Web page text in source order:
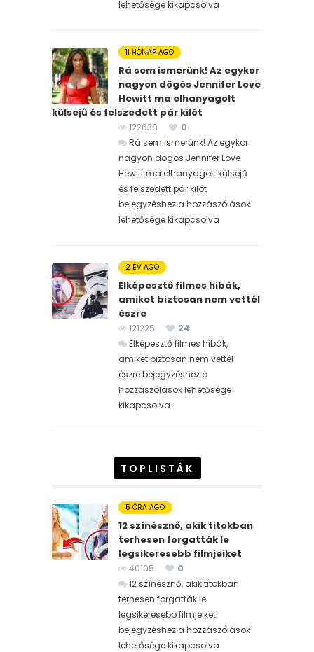
lehetősége kikapcsolva
11 HÓNAP AGO
Rá sem ismerünk! Az egykor
nagyon dögös Jennifer Love
Hewitt ma elhanyagolt
külsejű és felszedett pár kilót
122638
0
Rá sem ismerünk! Az egykor
nagyon dögös Jennifer Love
Hewitt ma elhanyagolt külsejű
és felszedett pár kilót
bejegyzéshez a hozzászólások
lehetősége kikapcsolva
2 ÉV AGO
Elképesztő filmes hibák,
amiket biztosan nem vettél
észre
121225
24
Elképesztő filmes hibák,
amiket biztosan nem vettél
észre bejegyzéshez a
hozzászólások lehetősége
kikapcsolva
TOPLISTÁK
5 ÓRA AGO
12 színésznő, akik titokban
terhesen forgatták le
legsikeresebb filmjeiket
40105
0
12 színésznő, akik titokban
terhesen forgatták le
legsikeresebb filmjeiket
bejegyzéshez a hozzászólások
lehetősége kikapcsolva